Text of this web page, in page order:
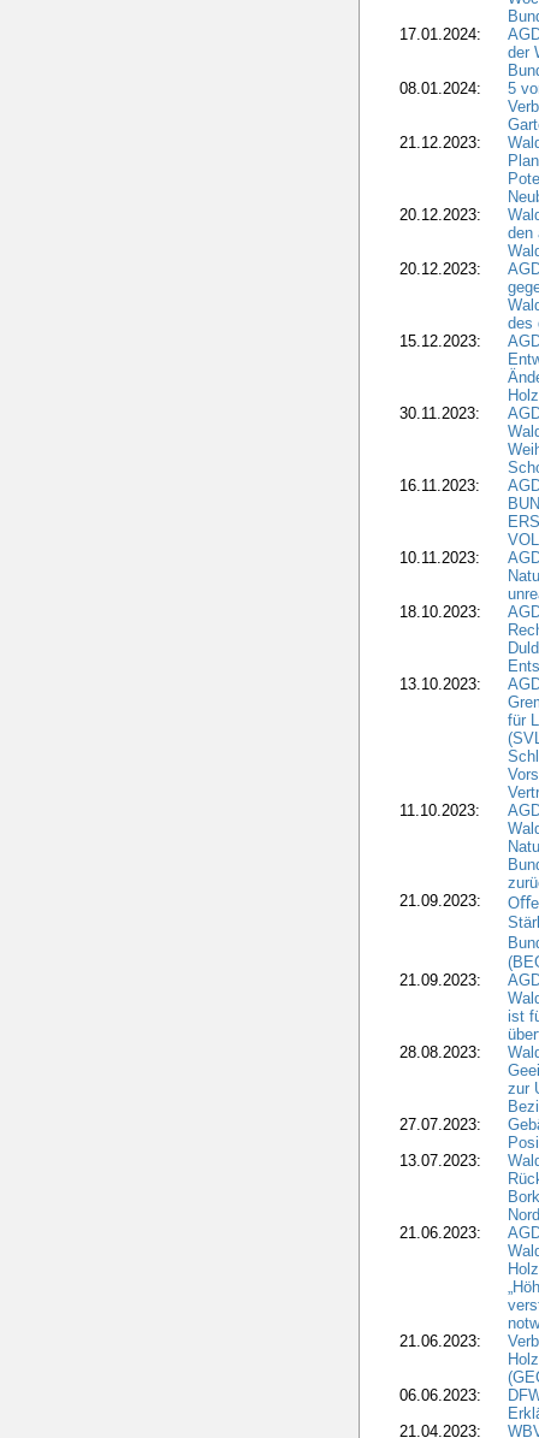
17.01.2024:
der
08.01.2024:
5
21.12.2023:
20.12.2023:
den
20.12.2023:
des
15.12.2023:
30.11.2023:
16.11.2023:
10.11.2023:
18.10.2023:
13.10.2023:
für
11.10.2023:
21.09.2023:
21.09.2023:
ist
28.08.2023:
zur
27.07.2023:
13.07.2023:
21.06.2023:
21.06.2023:
06.06.2023:
21.04.2023: